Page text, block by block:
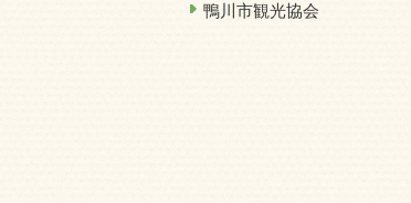
鴨川市観光協会